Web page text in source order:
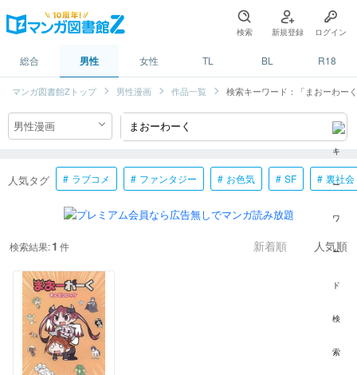
検索 新規登録 ログイン
総合 男性 女性 TL BL R18
マンガ図書館Zトップ 男性漫画 作品一覧 検索キーワード：「まおーわー
人気タグ ラブコメ ファンタジー お色気 SF 裏社会
検索結果:1 件 新着順 人気順